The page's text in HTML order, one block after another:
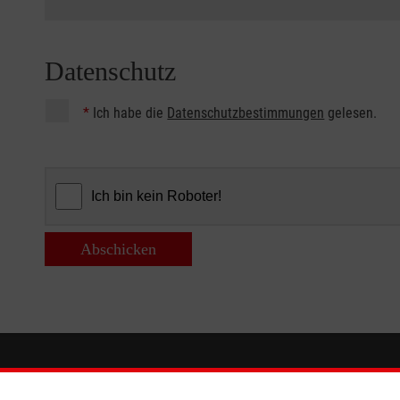
Datenschutz
* Ich habe die Datenschutzbestimmungen gelesen.
Abschicken
Informationen Die